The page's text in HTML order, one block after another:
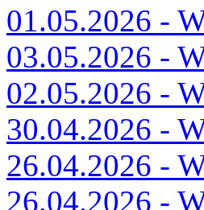
01.05.2026 -
03.05.2026 -
02.05.2026 -
30.04.2026 -
26.04.2026 -
26.04.2026 -